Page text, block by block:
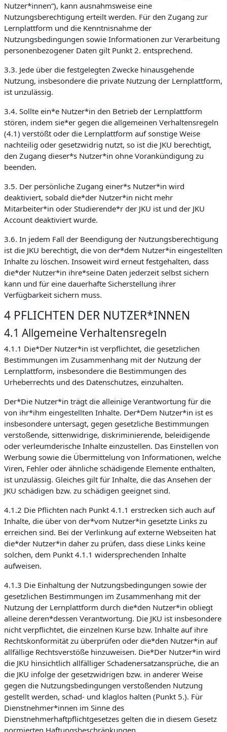
Nutzer*innen“), kann ausnahmsweise eine
Nutzungsberechtigung erteilt werden. Für den Zugang zur
Lernplattform und die Kenntnisnahme der
Nutzungsbedingungen sowie Informationen zur Verarbeitung
personenbezogener Daten gilt Punkt 2. entsprechend.
3.3. Jede über die festgelegten Zwecke hinausgehende
Nutzung, insbesondere die private Nutzung der Lernplattform,
ist unzulässig.
3.4. Sollte ein*e Nutzer*in den Betrieb der Lernplattform
stören, indem sie*er gegen die allgemeinen Verhaltensregeln
(4.1) verstößt oder die Lernplattform auf sonstige Weise
nachteilig oder gesetzwidrig nutzt, so ist die JKU berechtigt,
den Zugang dieser*s Nutzer*in ohne Vorankündigung zu
beenden.
3.5. Der persönliche Zugang einer*s Nutzer*in wird
deaktiviert, sobald die*der Nutzer*in nicht mehr
Mitarbeiter*in oder Studierende*r der JKU ist und der JKU
Account deaktiviert wurde.
3.6. In jedem Fall der Beendigung der Nutzungsberechtigung
ist die JKU berechtigt, die von der*dem Nutzer*in eingestellten
Inhalte zu löschen. Insoweit wird erneut festgehalten, dass
die*der Nutzer*in ihre*seine Daten jederzeit selbst sichern
kann und für eine dauerhafte Sicherstellung ihrer
Verfügbarkeit sichern muss.
4 PFLICHTEN DER NUTZER*INNEN
4.1 Allgemeine Verhaltensregeln
4.1.1 Die*Der Nutzer*in ist verpflichtet, die gesetzlichen
Bestimmungen im Zusammenhang mit der Nutzung der
Lernplattform, insbesondere die Bestimmungen des
Urheberrechts und des Datenschutzes, einzuhalten.
Der*Die Nutzer*in trägt die alleinige Verantwortung für die
von ihr*ihm eingestellten Inhalte. Der*Dem Nutzer*in ist es
insbesondere untersagt, gegen gesetzliche Bestimmungen
verstoßende, sittenwidrige, diskriminierende, beleidigende
oder verleumderische Inhalte einzustellen. Das Einstellen von
Werbung sowie die Übermittelung von Informationen, welche
Viren, Fehler oder ähnliche schädigende Elemente enthalten,
ist unzulässig. Gleiches gilt für Inhalte, die das Ansehen der
JKU schädigen bzw. zu schädigen geeignet sind.
4.1.2 Die Pflichten nach Punkt 4.1.1 erstrecken sich auch auf
Inhalte, die über von der*vom Nutzer*in gesetzte Links zu
erreichen sind. Bei der Verlinkung auf externe Webseiten hat
die*der Nutzer*in daher zu prüfen, dass diese Links keine
solchen, dem Punkt 4.1.1 widersprechenden Inhalte
aufweisen.
4.1.3 Die Einhaltung der Nutzungsbedingungen sowie der
gesetzlichen Bestimmungen im Zusammenhang mit der
Nutzung der Lernplattform durch die*den Nutzer*in obliegt
alleine deren*dessen Verantwortung. Die JKU ist insbesondere
nicht verpflichtet, die einzelnen Kurse bzw. Inhalte auf ihre
Rechtskonformität zu überprüfen oder die*den Nutzer*in auf
allfällige Rechtsverstöße hinzuweisen. Die*Der Nutzer*in wird
die JKU hinsichtlich allfälliger Schadenersatzansprüche, die an
die JKU infolge der gesetzwidrigen bzw. in anderer Weise
gegen die Nutzungsbedingungen verstoßenden Nutzung
gestellt werden, schad- und klaglos halten (Punkt 5.). Für
Dienstnehmer*innen im Sinne des
Dienstnehmerhaftpflichtgesetzes gelten die in diesem Gesetz
normierten Haftungsbeschränkungen.